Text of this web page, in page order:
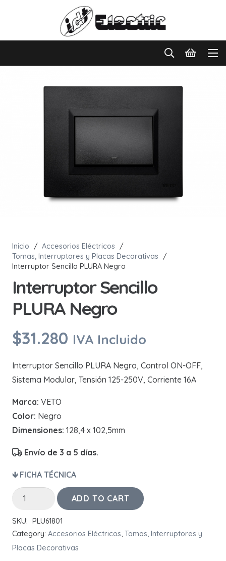
Inicio / Accesorios Eléctricos
/
Tomas, Interruptores y Placas Decorativas
/
Interruptor Sencillo PLURA Negro
Interruptor Sencillo
PLURA Negro
$31.280 IVA Incluido
Interruptor Sencillo PLURA Negro, Control ON-OFF,
Sistema Modular, Tensión 125-250V, Corriente 16A
Marca: VETO
Color: Negro
Dimensiones: 128,4 x 102,5mm
Envío de 3 a 5 días.
🡻 FICHA TÉCNICA
Interruptor
PLURA
Negro
quantity
ADD TO CART
SKU: PLU61801
Category: Accesorios Eléctricos Tomas, Interruptores y
Placas Decorativas